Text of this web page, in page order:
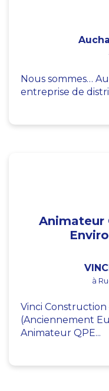
Nous sommes…
entreprise de
Animateur
à
Vinci Construction
(Anciennement
Animateur QPE...